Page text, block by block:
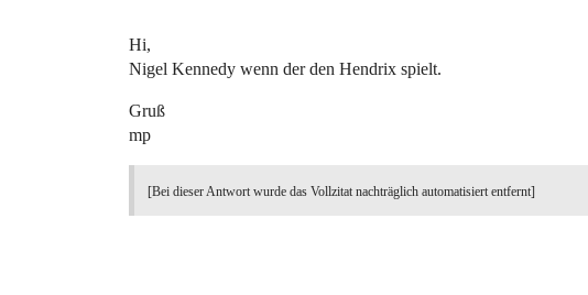
Hi,
Nigel Kennedy wenn der den Hendrix spielt.
Gruß
mp
[Bei dieser Antwort wurde das Vollzitat nachträglich automatisiert entfernt]